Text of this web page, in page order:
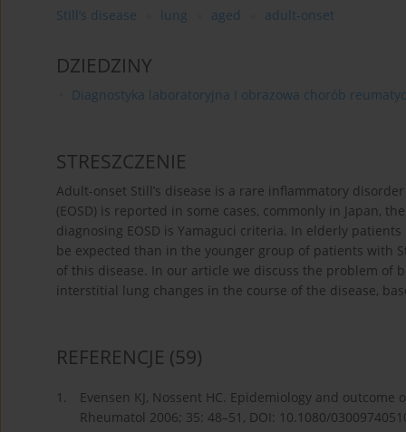
Still’s disease lung aged adult-onset
DZIEDZINY
Diagnostyka laboratoryjna I obrazowa chorób
STRESZCZENIE
Adult-onset Still’s disease is a rare inflammatory
(EOSD) is reported in some cases, commonly in Japan,
diagnosing EOSD is Yamaguci criteria. In elderly
be expected than in the younger group of patients with
of this disease. In our article we discuss the problem of
interstitial lung changes in the course of the disease,
REFERENCJE (59)
1.
Evensen KJ, Nossent HC. Epidemiology and
Rheumatol 2006; 35: 48–51, DOI: 10.1080/